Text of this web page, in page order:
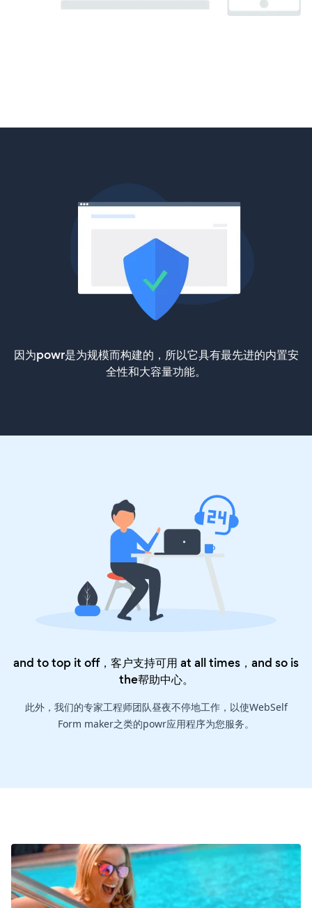
因为powr是为规模而构建的，所以它具有最先进的内置安
全性和大容量功能。
and to top it off，客户支持可用 at all times，and so is
the帮助中心。
此外，我们的专家工程师团队昼夜不停地工作，以使WebSelf
Form maker之类的powr应用程序为您服务。